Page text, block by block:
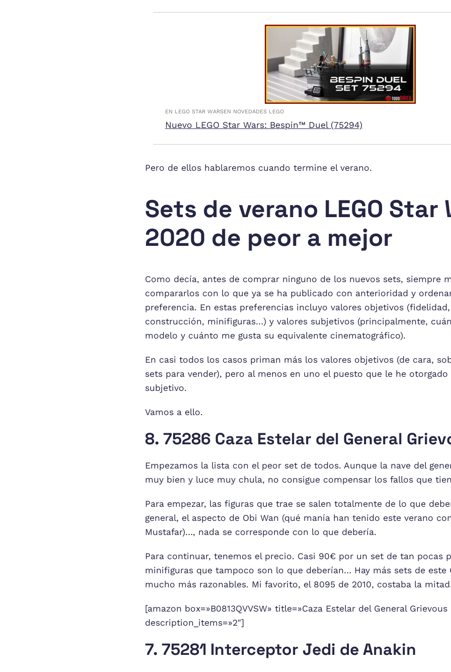
EN LEGO STAR WARSEN NOVEDADES LEGO
Nuevo LEGO Star Wars: Bespin™ Duel (75294)
Pero de ellos hablaremos cuando termine el verano.
Sets de verano LEGO Star
2020 de peor a mejor
Como decía, antes de comprar ninguno de los nuevos sets, siempre
compararlos con lo que ya se ha publicado con anterioridad y
preferencia. En estas preferencias incluyo valores objetivos
construcción, minifiguras…) y valores subjetivos (principalmente,
modelo y cuánto me gusta su equivalente cinematográfico).
En casi todos los casos priman más los valores objetivos (de cara,
sets para vender), pero al menos en uno el puesto que le he otorgado
subjetivo.
Vamos a ello.
8. 75286 Caza Estelar del General
Empezamos la lista con el peor set de todos. Aunque la nave del
muy bien y luce muy chula, no consigue compensar los fallos que
Para empezar, las figuras que trae se salen totalmente de lo que
general, el aspecto de Obi Wan (qué manía han tenido este verano
Mustafar)…, nada se corresponde con lo que debería.
Para continuar, tenemos el precio. Casi 90€ por un set de tan pocas
minifiguras que tampoco son lo que deberían… Hay más sets de este
mucho más razonables. Mi favorito, el 8095 de 2010, costaba la
[amazon box=»B0813QVVSW» title=»Caza Estelar del General Grievous
description_items=»2″]
7. 75281 Interceptor Jedi de Anakin